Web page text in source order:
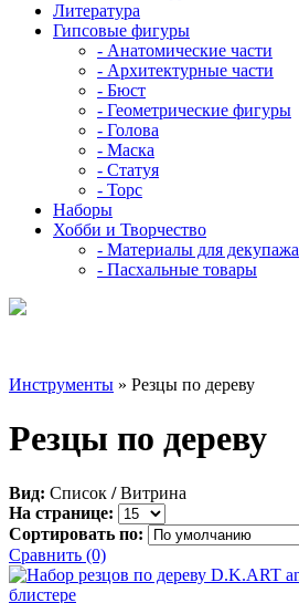
Литература
Гипсовые фигуры
- Анатомические части
- Архитектурные части
- Бюст
- Геометрические фигуры
- Голова
- Маска
- Статуя
- Торс
Наборы
Хобби и Творчество
- Материалы для декупажа
- Пасхальные товары
Инструменты » Резцы по дереву
Резцы по дереву
Вид: Список / Витрина
На странице:
Сортировать по:
Сравнить (0)